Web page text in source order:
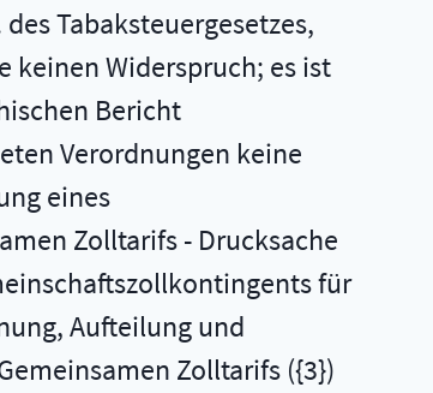
Tabaksteuergesetzes,
keinen Widerspruch; es ist
Bericht
Verordnungen keine
eines
Zolltarifs - Drucksache
für
Aufteilung und
Zolltarifs ({3})